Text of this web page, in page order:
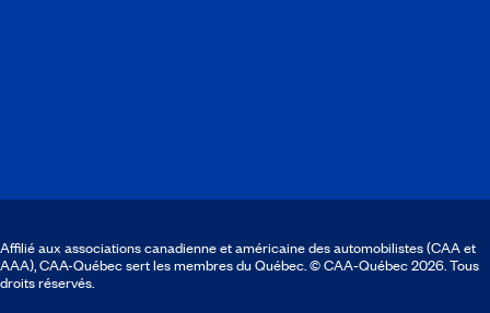
Affilié aux associations canadienne et américaine des automobilistes (CAA et
AAA), CAA-Québec sert les membres du Québec. © CAA‑Québec 2026. Tous
droits réservés.